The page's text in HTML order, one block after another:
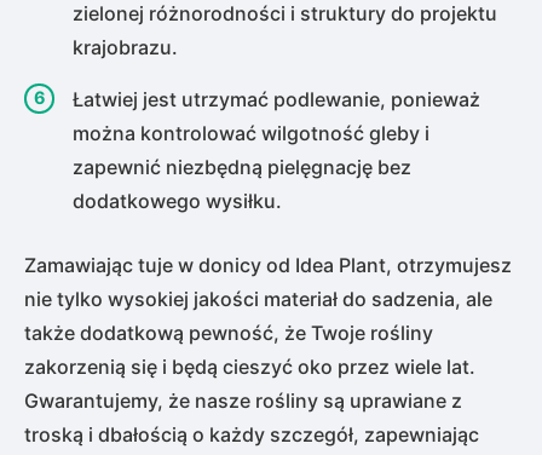
zielonej różnorodności i struktury do projektu
krajobrazu.
Łatwiej jest utrzymać podlewanie, ponieważ
można kontrolować wilgotność gleby i
zapewnić niezbędną pielęgnację bez
dodatkowego wysiłku.
Zamawiając tuje w donicy od Idea Plant, otrzymujesz
nie tylko wysokiej jakości materiał do sadzenia, ale
także dodatkową pewność, że Twoje rośliny
zakorzenią się i będą cieszyć oko przez wiele lat.
Gwarantujemy, że nasze rośliny są uprawiane z
troską i dbałością o każdy szczegół, zapewniając